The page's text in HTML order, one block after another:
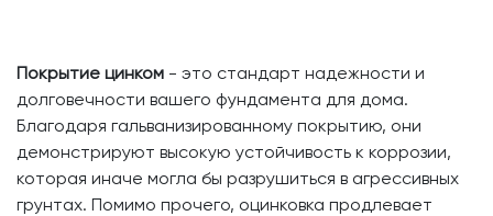
Покрытие цинком - это стандарт надежности и
долговечности вашего фундамента для дома.
Благодаря гальванизированному покрытию, они
демонстрируют высокую устойчивость к коррозии,
которая иначе могла бы разрушиться в агрессивных
грунтах. Помимо прочего, оцинковка продлевает